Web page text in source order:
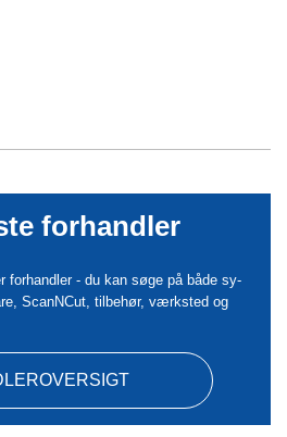
forhandler
forhandler - du kan søge på både sy-
ScanNCut, tilbehør, værksted og